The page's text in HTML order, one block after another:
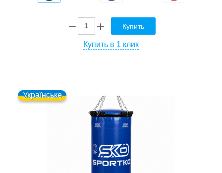
Купить
Купить в 1 клик
Українське